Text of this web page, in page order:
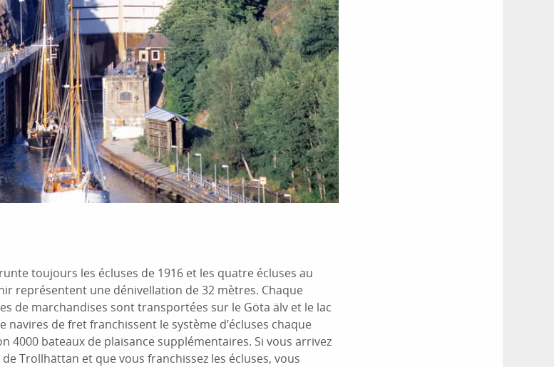
toujours les écluses de 1916 et les quatre écluses au
représentent une dénivellation de 32 mètres. Chaque
de marchandises sont transportées sur le Göta älv et le lac
navires de fret franchissent le système d’écluses chaque
4000 bateaux de plaisance supplémentaires. Si vous arrivez
Trollhättan et que vous franchissez les écluses, vous